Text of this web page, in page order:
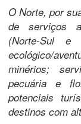
O Norte, por
de serviços
(Norte-Sul e
ecológico/
minérios;
pecuária e
potenciais
destinos com